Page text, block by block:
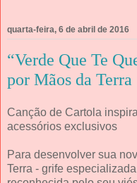
quarta-feira, 6 de abril de 2016
“Verde Que Te
por Mãos da Terra
Canção de Cartola
acessórios exclusivos
Para desenvolver sua
Terra - grife